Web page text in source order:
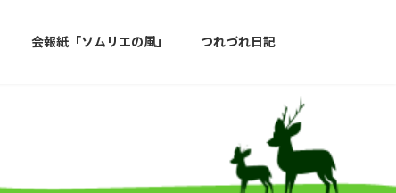
会報紙「ソムリエの風」 つれづれ日記